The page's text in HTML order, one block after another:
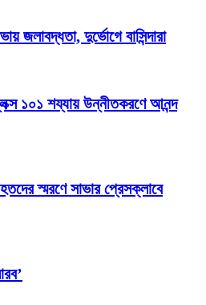
জলাবদ্ধতা, দুর্ভোগে বাসিন্দারা
১০১ শয্যায় উন্নীতকরণে আনন্দ
স্মরণে সাভার প্রেসক্লাবে